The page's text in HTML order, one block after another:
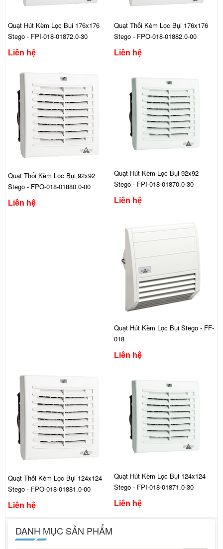
Quạt Hút Kèm Lọc Bụi 176x176
Stego - FPI-018-01872.0-30
Liên hệ
Quạt Thổi Kèm Lọc Bụi 176x176
Stego - FPO-018-01882.0-00
Liên hệ
Quạt Thổi Kèm Lọc Bụi 92x92
Stego - FPO-018-01880.0-00
Liên hệ
Quạt Hút Kèm Lọc Bụi 92x92
Stego - FPI-018-01870.0-30
Liên hệ
Quạt Hút Kèm Lọc Bụi Stego - FF-
018
Liên hệ
Quạt Thổi Kèm Lọc Bụi 124x124
Stego - FPO-018-01881.0-00
Liên hệ
Quạt Hút Kèm Lọc Bụi 124x124
Stego - FPI-018-01871.0-30
Liên hệ
DANH MỤC SẢN PHẨM